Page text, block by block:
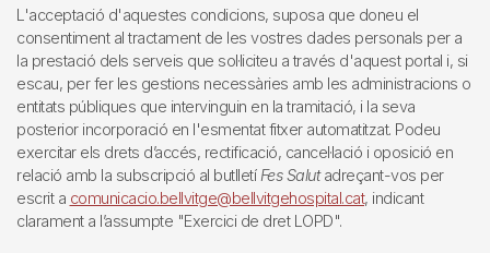
L'acceptació d'aquestes condicions, suposa que doneu el
consentiment al tractament de les vostres dades personals per a
la prestació dels serveis que sol·liciteu a través d'aquest portal i, si
escau, per fer les gestions necessàries amb les administracions o
entitats públiques que intervinguin en la tramitació, i la seva
posterior incorporació en l'esmentat fitxer automatitzat. Podeu
exercitar els drets d’accés, rectificació, cancel·lació i oposició en
relació amb la subscripció al butlletí Fes Salutadreçant-vos per
escrit a comunicacio.bellvitge@bellvitgehospital.cat, indicant
clarament a l’assumpte "Exercici de dret LOPD".